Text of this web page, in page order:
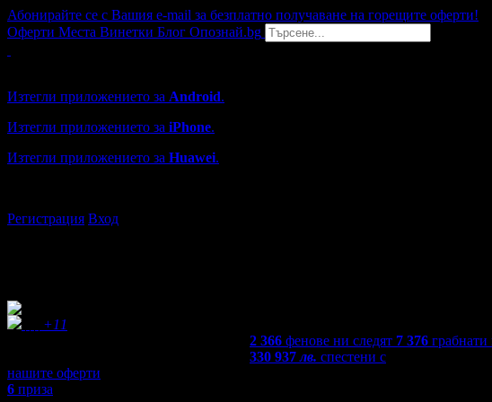
Абонирайте се с Вашия e-mail за безплатно получаване на горещите оферти!
Оферти Места Винетки Блог Опознай.bg
Изтегли приложението за Android.
Изтегли приложението за iPhone.
Изтегли приложението за Huawei.
Регистрация Вход
+11
2 366 фенове ни следят 7 376 грабнати
330 937лв. спестени с
нашите оферти
6 приза